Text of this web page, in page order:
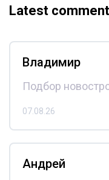
Latest
Владимир
Подбор
07.08.26
Андрей